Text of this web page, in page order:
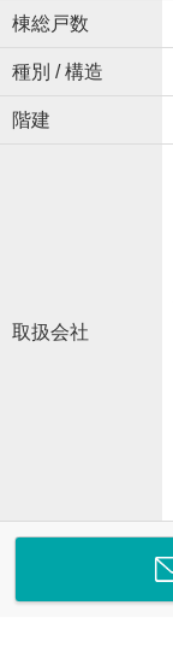
棟総戸数
種別 / 構造
階建
取扱会社